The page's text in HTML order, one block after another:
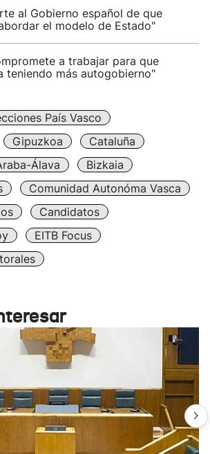
al Gobierno español de que
el modelo de Estado"
a trabajar para que
teniendo más autogobierno"
País Vasco
Gipuzkoa
Cataluña
Álava
Bizkaia
Comunidad Autonóma Vasca
Candidatos
EITB Focus